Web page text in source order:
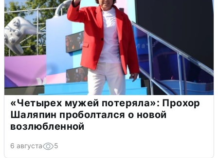
«Четырех мужей потеряла»: Прохор
Шаляпин проболтался о новой
возлюбленной
6 августа 5